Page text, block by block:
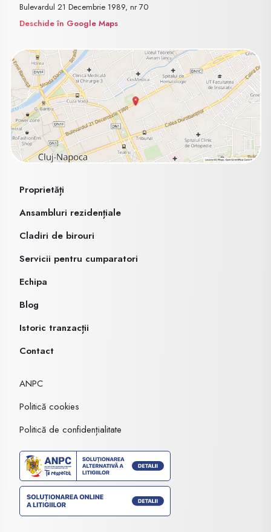
Bulevardul 21 Decembrie 1989, nr 70
Deschide în Google Maps
Proprietăți
Ansambluri rezidențiale
Cladiri de birouri
Servicii pentru cumparatori
Echipa
Blog
Istoric tranzacții
Contact
ANPC
Politică cookies
Politică de confidențialitate